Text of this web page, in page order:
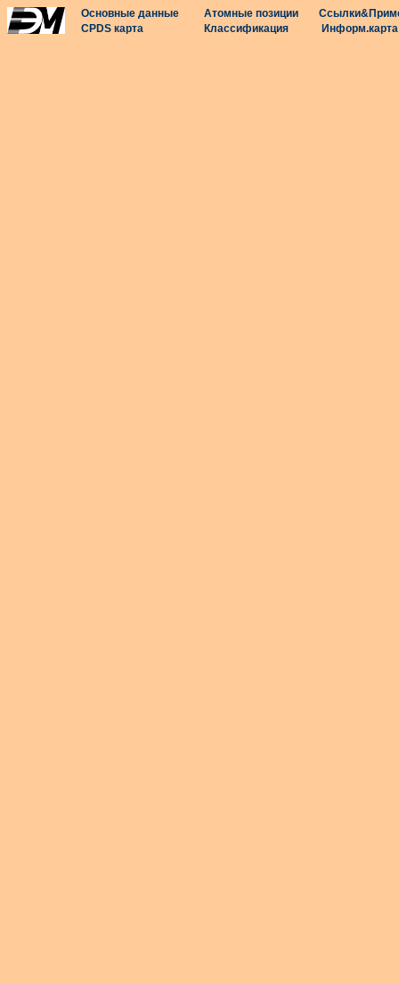
Основные данные Атомные позиции
CPDS карта
Классификация Информ.карта